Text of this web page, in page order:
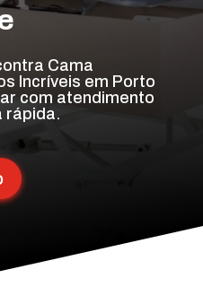
Cama
Incríveis em Porto
com atendimento
rápida.